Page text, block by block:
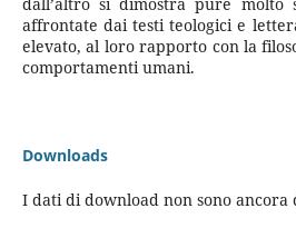
affrontate dai testi teologici e
elevato, al loro rapporto con la
comportamenti umani.
Downloads
I dati di download non sono ancora